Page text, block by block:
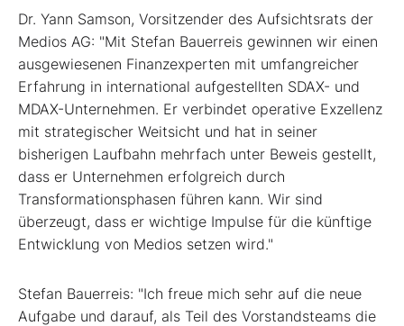
Dr. Yann Samson, Vorsitzender des Aufsichtsrats der
Medios AG: "Mit Stefan Bauerreis gewinnen wir einen
ausgewiesenen Finanzexperten mit umfangreicher
Erfahrung in international aufgestellten SDAX- und
MDAX-Unternehmen. Er verbindet operative Exzellenz
mit strategischer Weitsicht und hat in seiner
bisherigen Laufbahn mehrfach unter Beweis gestellt,
dass er Unternehmen erfolgreich durch
Transformationsphasen führen kann. Wir sind
überzeugt, dass er wichtige Impulse für die künftige
Entwicklung von Medios setzen wird."
Stefan Bauerreis: "Ich freue mich sehr auf die neue
Aufgabe und darauf, als Teil des Vorstandsteams die